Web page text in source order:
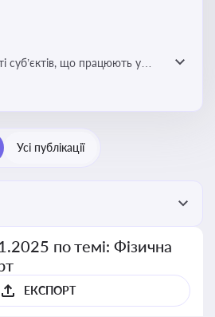
суб’єктів, що працюють у
та спорту, включаючи
професійний і аматорський
захисту та ефективної
у цій галузі
Усі публікації
по темі: Фізична
ЕКСПОРТ